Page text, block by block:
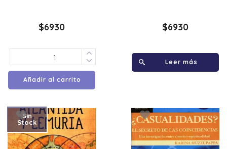
$6930
Añadir al carrito
$6930
Leer más
Sin
Stock